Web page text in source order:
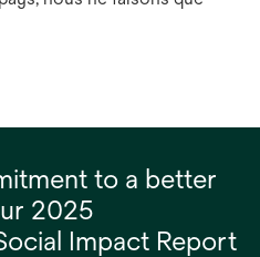
to a better
2025
Impact Report